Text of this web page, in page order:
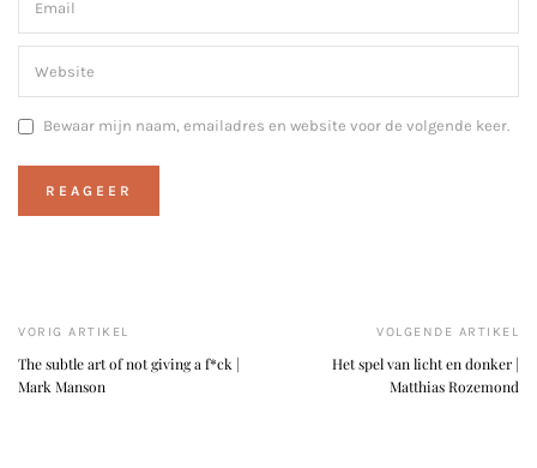
Bewaar mijn naam, emailadres en website voor de volgende keer.
VORIG ARTIKEL
The subtle art of not giving a f*ck |
Mark Manson
VOLGENDE ARTIKEL
Het spel van licht en donker |
Matthias Rozemond